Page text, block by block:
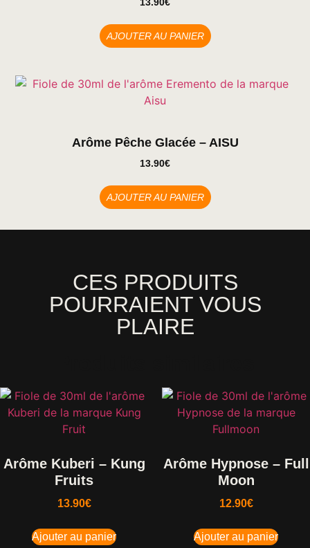
AJOUTER AU PANIER
Arôme Pêche Glacée – AISU
13.90€
AJOUTER AU PANIER
CES PRODUITS
POURRAIENT VOUS
PLAIRE
Arôme Kuberi – Kung
Fruits
13.90€
Ajouter au panier
Arôme Hypnose – Full
Moon
12.90€
Ajouter au panier